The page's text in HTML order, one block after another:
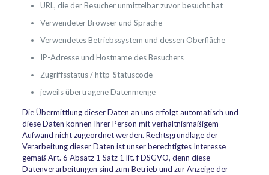
URL, die der Besucher unmittelbar zuvor besucht hat
Verwendeter Browser und Sprache
Verwendetes Betriebssystem und dessen Oberfläche
IP-Adresse und Hostname des Besuchers
Zugriffsstatus / http-Statuscode
jeweils übertragene Datenmenge
Die Übermittlung dieser Daten an uns erfolgt automatisch und
diese Daten können Ihrer Person mit verhältnismäßigem
Aufwand nicht zugeordnet werden. Rechtsgrundlage der
Verarbeitung dieser Daten ist unser berechtigtes Interesse
gemäß Art. 6 Absatz 1 Satz 1 lit. f DSGVO, denn diese
Datenverarbeitungen sind zum Betrieb und zur Anzeige der